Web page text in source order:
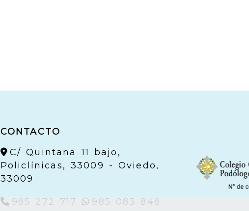
CONTACTO
C/ Quintana 11 bajo,
Policlínicas, 33009 -Oviedo,
33009
985 272 717 985 083 848